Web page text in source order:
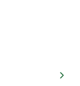
chevron_right